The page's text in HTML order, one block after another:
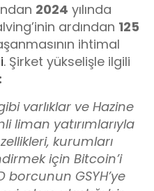
2024 yılında
ardından 125
ihtimal
. Şirket yükselişle ilgili
varlıklar ve Hazine
liman yatırımlarıyla
kurumları
için Bitcoin’i
GSYH’ye